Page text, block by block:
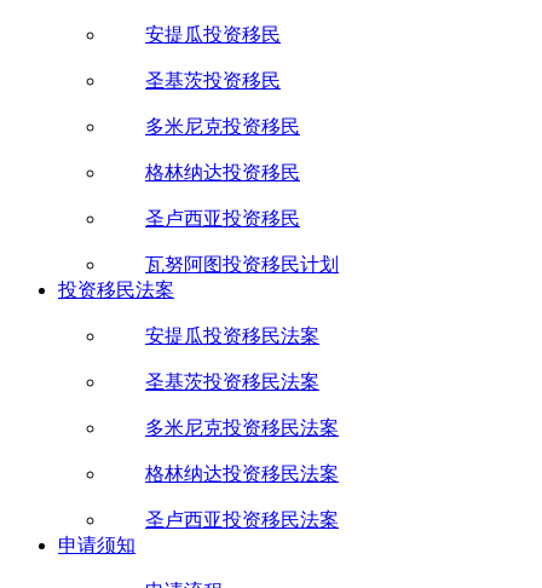
安提瓜投资移民
圣基茨投资移民
多米尼克投资移民
格林纳达投资移民
圣卢西亚投资移民
瓦努阿图投资移民计划
投资移民法案
安提瓜投资移民法案
圣基茨投资移民法案
多米尼克投资移民法案
格林纳达投资移民法案
圣卢西亚投资移民法案
申请须知